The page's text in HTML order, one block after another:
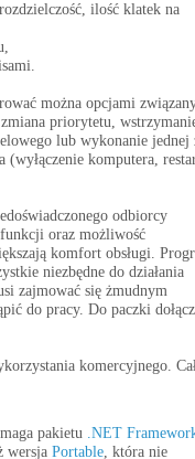
ilość klatek na
można opcjami
priorytetu,
lub wykonanie jednej
(wyłączenie komputera,
odbiorcy
funkcji oraz możliwość
komfort obsługi.
niezbędne do działania
zajmować się żmudnym
do pracy. Do paczki
komercyjnego.
pakietu .NET
wersja Portable, która nie